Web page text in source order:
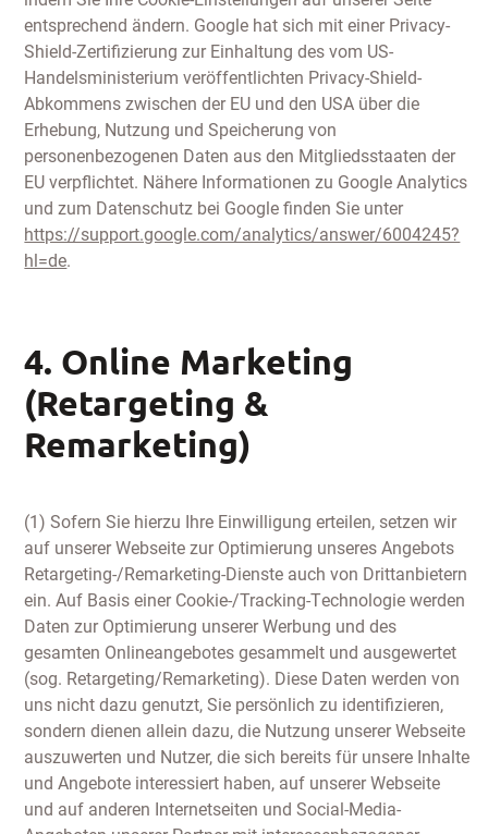
entsprechend ändern. Google hat sich mit einer Privacy-
Shield-Zertifizierung zur Einhaltung des vom US-
Handelsministerium veröffentlichten Privacy-Shield-
Abkommens zwischen der EU und den USA über die
Erhebung, Nutzung und Speicherung von
personenbezogenen Daten aus den Mitgliedsstaaten der
EU verpflichtet. Nähere Informationen zu Google Analytics
und zum Datenschutz bei Google finden Sie unter
https://support.google.com/analytics/answer/6004245?
hl=de.
4. Online Marketing
(Retargeting &
Remarketing)
(1) Sofern Sie hierzu Ihre Einwilligung erteilen, setzen wir
auf unserer Webseite zur Optimierung unseres Angebots
Retargeting-/Remarketing-Dienste auch von Drittanbietern
ein. Auf Basis einer Cookie-/Tracking-Technologie werden
Daten zur Optimierung unserer Werbung und des
gesamten Onlineangebotes gesammelt und ausgewertet
(sog. Retargeting/Remarketing). Diese Daten werden von
uns nicht dazu genutzt, Sie persönlich zu identifizieren,
sondern dienen allein dazu, die Nutzung unserer Webseite
auszuwerten und Nutzer, die sich bereits für unsere Inhalte
und Angebote interessiert haben, auf unserer Webseite
und auf anderen Internetseiten und Social-Media-